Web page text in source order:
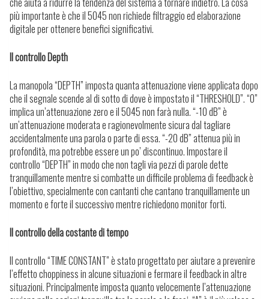
più importante è che il 5045 non richiede filtraggio ed elaborazione
digitale per ottenere benefici significativi.
Il controllo Depth
La manopola “DEPTH” imposta quanta attenuazione viene applicata dopo
che il segnale scende al di sotto di dove è impostato il “THRESHOLD”. “0”
implica un’attenuazione zero e il 5045 non farà nulla. “-10 dB” è
un’attenuazione moderata e ragionevolmente sicura dal tagliare
accidentalmente una parola o parte di essa. “-20 dB” attenua più in
profondità, ma potrebbe essere un po’ discontinuo. Impostare il
controllo “DEPTH” in modo che non tagli via pezzi di parole dette
tranquillamente mentre si combatte un difficile problema di feedback è
l’obiettivo, specialmente con cantanti che cantano tranquillamente un
momento e forte il successivo mentre richiedono monitor forti.
Il controllo della costante di tempo
Il controllo “TIME CONSTANT” è stato progettato per aiutare a prevenire
l’effetto choppiness in alcune situazioni e fermare il feedback in altre
situazioni. Principalmente imposta quanto velocemente l’attenuazione